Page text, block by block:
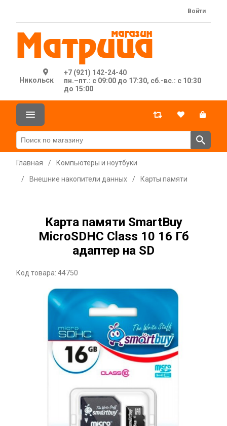
Никольск
+7 (921) 142-24-40
пн.–пт.: с 09:00 до 17:30, сб.-вс.: с 10:30
до 15:00
Войти
Главная /
Компьютеры и ноутбуки
/
Внешние накопители данных / Карты памяти
Карта памяти SmartBuy
MicroSDHC Class 10 16 Гб
адаптер на SD
Код товара: 44750